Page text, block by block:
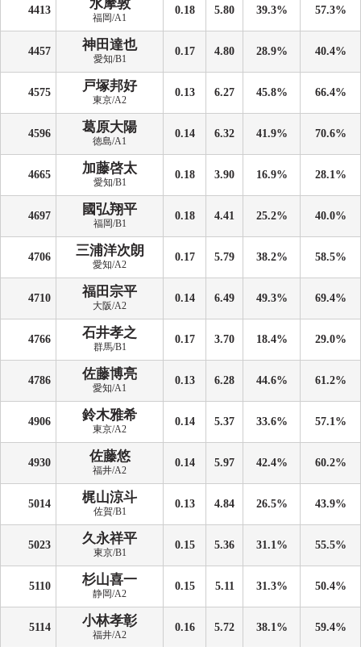
4413 水摩敦
福岡/A1
0.18 5.80 39.3% 57.3%
4457 神田達也
愛知/B1
0.17 4.80 28.9% 40.4%
4575 戸塚邦好
東京/A2
0.13 6.27 45.8% 66.4%
4596 葛原大陽
徳島/A1
0.14 6.32 41.9% 70.6%
4665 加藤啓太
愛知/B1
0.18 3.90 16.9% 28.1%
4697 國弘翔平
福岡/B1
0.18 4.41 25.2% 40.0%
4706 三浦洋次朗
愛知/A2
0.17 5.79 38.2% 58.5%
4710 福田宗平
大阪/A2
0.14 6.49 49.3% 69.4%
4766 石井孝之
群馬/B1
0.17 3.70 18.4% 29.0%
4786 佐藤博亮
愛知/A1
0.13 6.28 44.6% 61.2%
4906 鈴木雅希
東京/A2
0.14 5.37 33.6% 57.1%
4930 佐藤悠
福井/A2
0.14 5.97 42.4% 60.2%
5014 梶山涼斗
佐賀/B1
0.13 4.84 26.5% 43.9%
5023 久永祥平
東京/B1
0.15 5.36 31.1% 55.5%
5110 杉山喜一
静岡/A2
0.15 5.11 31.3% 50.4%
5114 小林孝彰
福井/A2
0.16 5.72 38.1% 59.4%